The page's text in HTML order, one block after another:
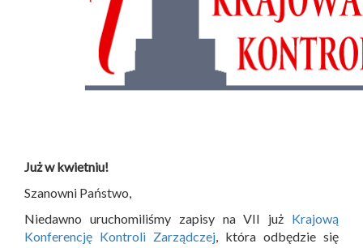
Już w kwietniu!
Szanowni Państwo,
Niedawno uruchomiliśmy zapisy na VII już Krajową
Konferencję Kontroli Zarządczej , która odbędzie się